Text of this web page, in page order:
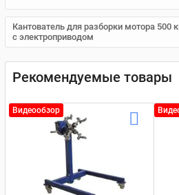
Кантователь для разборки мотора 500
с электроприводом
Рекомендуемые товары
Видеообзор